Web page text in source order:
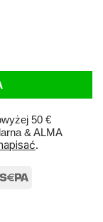
Green
50 €
& ALMA
.